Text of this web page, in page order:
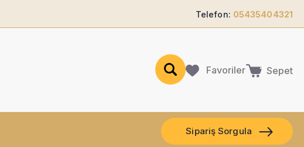
Telefon: 05435404321
Favoriler Sepet
Sipariş Sorgula